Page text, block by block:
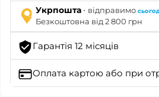
Укрпошта · відправимо
Безкоштовна від 2 800 грн
Гарантія 12 місяців
Оплата картою або при